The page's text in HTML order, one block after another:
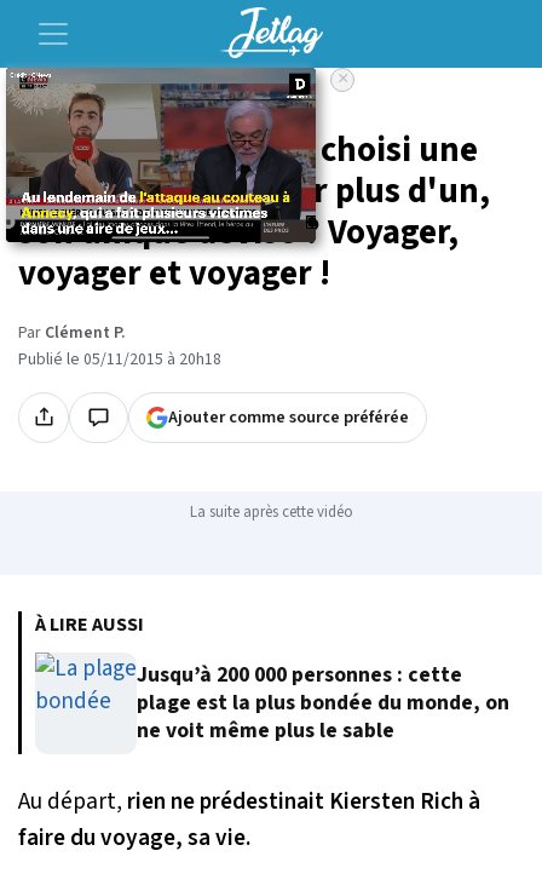
Accueil Voyage
Cette jolie blonde a choisi une
vie qui en fera rêver plus d'un,
son unique devise ? Voyager,
voyager et voyager !
Par Clément P.
Publié le 05/11/2015 à 20h18
Ajouter comme source préférée
La suite après cette vidéo
×
À LIRE AUSSI
Jusqu’à 200 000 personnes : cette
plage est la plus bondée du monde, on
ne voit même plus le sable
Au départ, rien ne prédestinait Kiersten Rich à
faire du voyage, sa vie.